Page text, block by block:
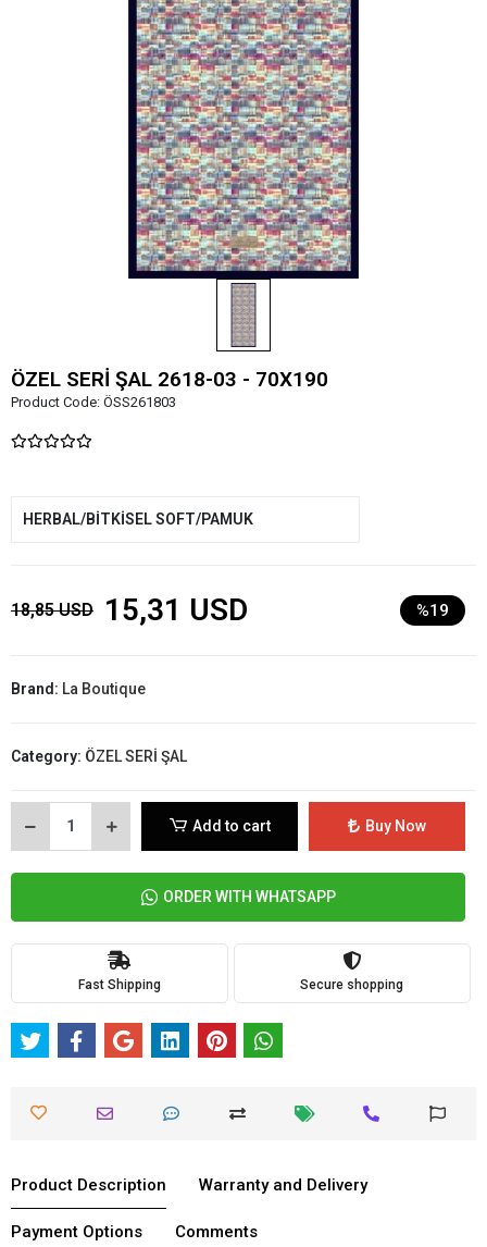
ÖZEL SERİ ŞAL 2618-03 - 70X190
Product Code: ÖSS261803
HERBAL/BİTKİSEL SOFT/PAMUK
18,85 USD 15,31 USD %19
Brand: La Boutique
Category: ÖZEL SERİ ŞAL
Add to cart Buy Now
ORDER WITH WHATSAPP
Fast Shipping Secure shopping
Product Description Warranty and Delivery
Payment Options Comments